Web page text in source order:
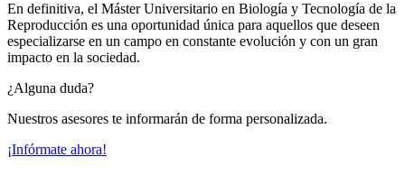
En definitiva, el Máster Universitario en Biología y Tecnología de la
Reproducción es una oportunidad única para aquellos que deseen
especializarse en un campo en constante evolución y con un gran
impacto en la sociedad.
¿Alguna duda?
Nuestros asesores te informarán de forma personalizada.
¡Infórmate ahora!